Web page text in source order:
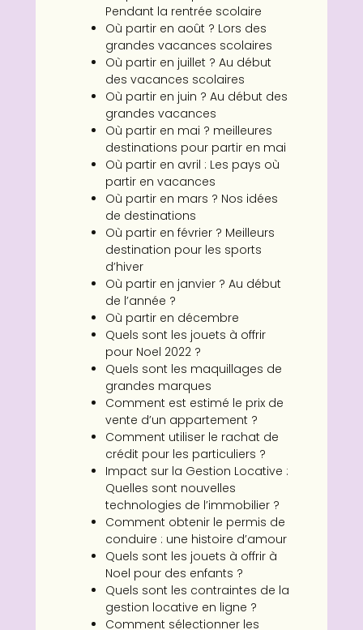
Pendant la rentrée scolaire
Où partir en août ? Lors des
grandes vacances scolaires
Où partir en juillet ? Au début
des vacances scolaires
Où partir en juin ? Au début des
grandes vacances
Où partir en mai ? meilleures
destinations pour partir en mai
Où partir en avril : Les pays où
partir en vacances
Où partir en mars ? Nos idées
de destinations
Où partir en février ? Meilleurs
destination pour les sports
d’hiver
Où partir en janvier ? Au début
de l’année ?
Où partir en décembre
Quels sont les jouets à offrir
pour Noel 2022 ?
Quels sont les maquillages de
grandes marques
Comment est estimé le prix de
vente d’un appartement ?
Comment utiliser le rachat de
crédit pour les particuliers ?
Impact sur la Gestion Locative :
Quelles sont nouvelles
technologies de l’immobilier ?
Comment obtenir le permis de
conduire : une histoire d’amour
Quels sont les jouets à offrir à
Noel pour des enfants ?
Quels sont les contraintes de la
gestion locative en ligne ?
Comment sélectionner les